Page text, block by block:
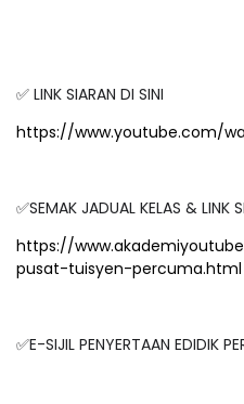
✅ LINK SIARAN DI SINI
https://www.youtube.com/
✅SEMAK JADUAL KELAS & LINK
https://
pusat-tuisyen-percuma.html
✅E-SIJIL PENYERTAAN EDIDIK